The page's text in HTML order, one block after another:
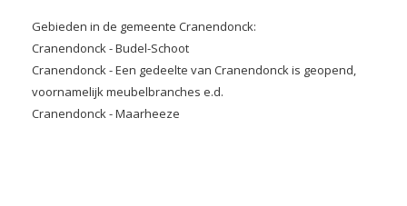
Gebieden in de gemeente Cranendonck:
Cranendonck - Budel-Schoot
Cranendonck - Een gedeelte van Cranendonck is geopend,
voornamelijk meubelbranches e.d.
Cranendonck - Maarheeze